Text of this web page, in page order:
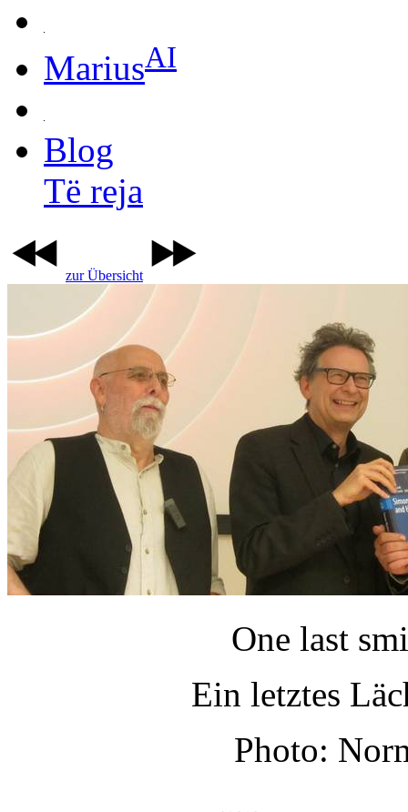
MariusAI
Blog
Të reja
zur Übersicht
One last
Ein letztes
Photo: